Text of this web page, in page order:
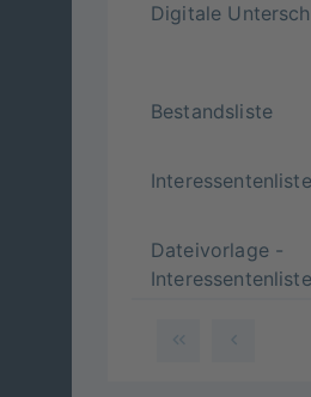
Digitale
Bestandsliste
Interessentenliste
Dateivorlage -
Interessentenliste